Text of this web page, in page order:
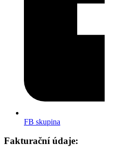
FB skupina
Fakturační údaje: